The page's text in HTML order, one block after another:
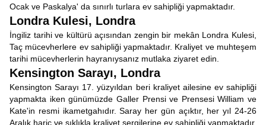
Ocak ve Paskalya' da sınırlı turlara ev sahipliği yapmaktadır.
Londra Kulesi, Londra
İngiliz tarihi ve kültürü açısından zengin bir mekân Londra Kulesi,
Taç mücevherlere ev sahipliği yapmaktadır. Kraliyet ve muhteşem
tarihi mücevherlerin hayranıysanız mutlaka ziyaret edin.
Kensington Sarayı, Londra
Kensington Sarayı 17. yüzyıldan beri kraliyet ailesine ev sahipliği
yapmakta iken günümüzde Galler Prensi ve Prensesi William ve
Kate'in resmi ikametgahıdır. Saray her gün açıktır, her yıl 24-26
Aralık hariç ve sıklıkla kraliyet sergilerine ev sahipliği yapmaktadır.